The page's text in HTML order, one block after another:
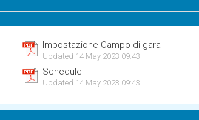
Impostazione Campo di gara
Updated 14 May 2023 09:43
Schedule
Updated 14 May 2023 09:43